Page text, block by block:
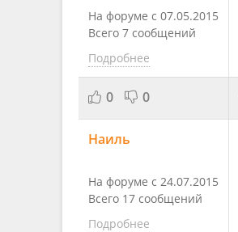
На форуме с 07.05.2015
Всего 7 сообщений
Подробнее
0 0
Наиль
На форуме с 24.07.2015
Всего 17 сообщений
Подробнее